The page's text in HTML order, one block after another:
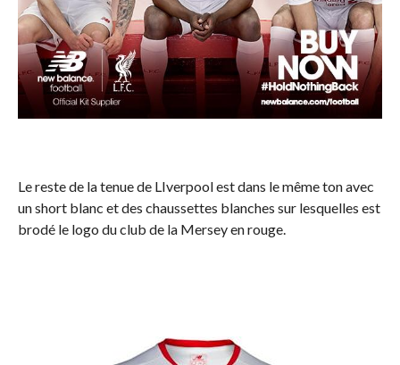
Le reste de la tenue de LIverpool est dans le même ton avec
un short blanc et des chaussettes blanches sur lesquelles est
brodé le logo du club de la Mersey en rouge.